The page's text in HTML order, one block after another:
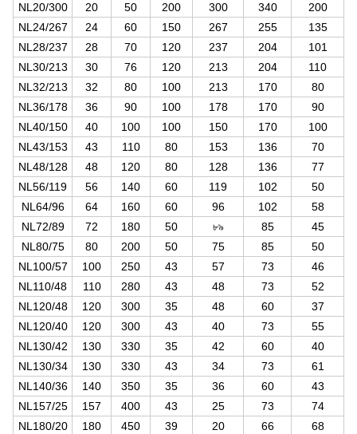
NL20/300
20 50 200 300 340
200
NL24/267
24 60 150 267 255
135
NL28/237
28 70 120 237 204
101
NL30/213
30 76 120 213 204
110
NL32/213
32 80 100 213 170
80
NL36/178
36 90 100 178 170
90
NL40/150
40 100 100 150 170
100
NL43/153
43 110 80 153 136
70
NL48/128
48 120 80 128 136
77
NL56/119
56 140 60 119 102
50
NL64/96
64 160 60 96 102
58
NL72/89
72 180 50 ৮৯ 85
45
NL80/75
80 200 50 75 85
50
NL100/57
100 250 43 57 73
46
NL110/48
110 280 43 48 73
52
NL120/48
120 300 35 48 60
37
NL120/40
120 300 43 40 73
55
NL130/42
130 330 35 42 60
40
NL130/34
130 330 43 34 73
61
NL140/36
140 350 35 36 60
43
NL157/25
157 400 43 25 73
74
NL180/20
180 450 39 20 66
68